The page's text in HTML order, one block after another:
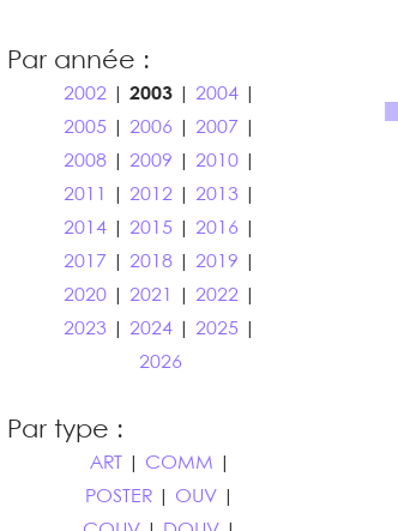
Par année :
2002 |2003 |2004
2005 |2006 |2007
2008 |2009 |2010
2011
|2012 |2013
2014 |2015 |2016
2017 |2018 |2019
2020 |2021 |2022
2023 |2024 |2025
2026
Par type :
ART COMM
POSTER
OUV